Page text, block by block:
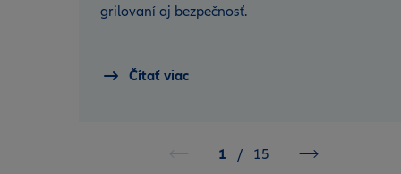
grilovaní aj bezpečnosť.
Čítať viac
1 / 15